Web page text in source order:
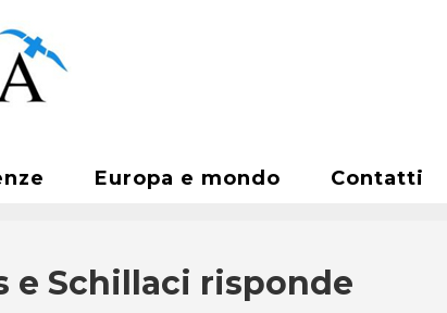
Europa e mondo Contatti
e Schillaci risponde